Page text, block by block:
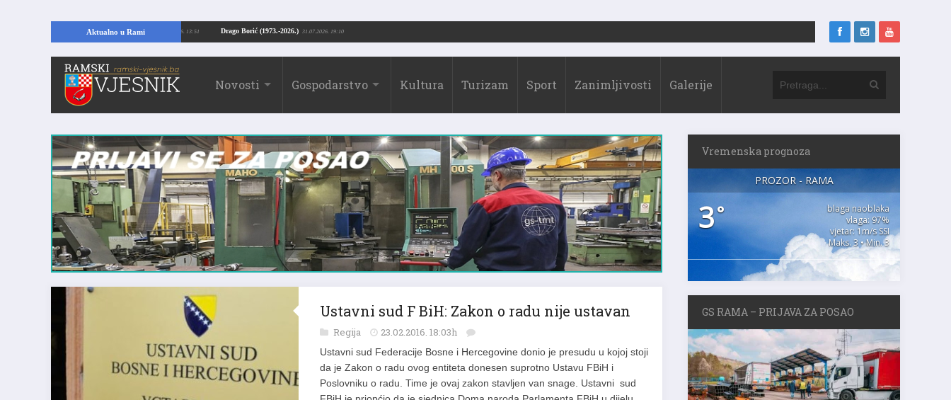
Aktualno u Rami Drago Borić (1973.-2026.) 31.07.2026. 19:10
temelje kuće, pronašao vrijedne arheološke ostatke 24.07.2026. 13:51
Novosti Gospodarstvo Kultura Turizam Sport Zanimljivosti Galerije
Ustavni sud F BiH: Zakon o radu nije ustavan
Regija 23.02.2016. 18:03h
Ustavni sud Federacije Bosne i Hercegovine donio je presudu u kojoj stoji
da je Zakon o radu ovog entiteta donesen suprotno Ustavu FBiH i
Poslovniku o radu. Time je ovaj zakon stavljen van snage. Ustavni sud
Vremenska prognoza
PROZOR - RAMA
3°
blaga naoblaka
vlaga: 97%
vjetar: 1m/s SSI
Maks. 3 • Min. 3
GS RAMA – PRIJAVA ZA POSAO